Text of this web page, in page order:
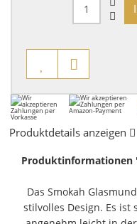
Produktdetails anzeigen
Produktinformationen
Das Smokah
stilvolles Design. Es